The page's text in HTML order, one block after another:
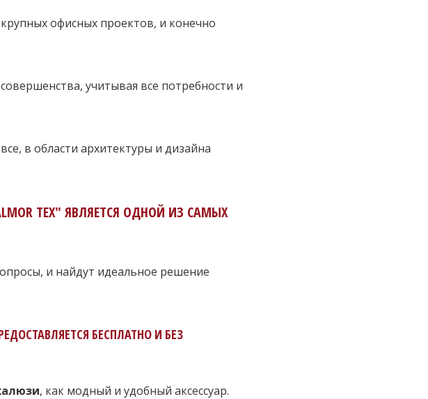
офисных проектов, и конечно
учитывая все потребности и
в области архитектуры и дизайна
TEX" ЯВЛЯЕТСЯ ОДНОЙ ИЗ САМЫХ
и найдут идеальное решение
БЕСПЛАТНО И БЕЗ
, как модный и удобный аксессуар.